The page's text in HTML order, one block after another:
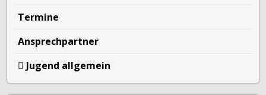
Termine
Ansprechpartner
Jugend allgemein